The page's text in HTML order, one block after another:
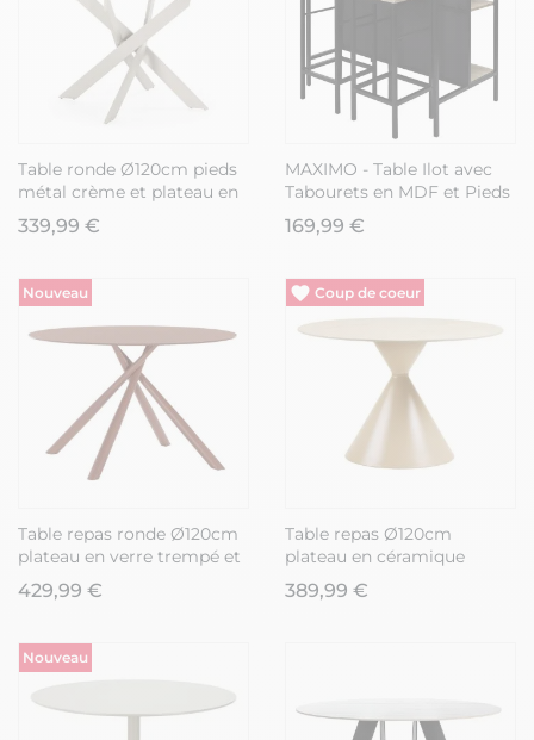
Table ronde Ø120cm pieds
métal crème et plateau en
verre - RITHA
339,99 €
MAXIMO - Table Ilot avec
Tabourets en MDF et Pieds
Métal Noir
169,99 €
Nouveau
Table repas ronde Ø120cm
plateau en verre trempé et
pieds croisés métal
terracotta - AXELLE
429,99 €
Nouveau
Table repas Ø120cm
plateau en céramique
aspect travertin pied en
métal beige - RIVAGE
389,99 €
Nouveau